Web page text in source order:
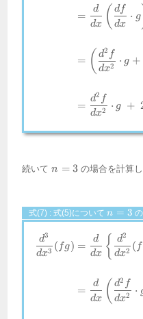
=
dx
d ( dx
df
⋅ g
= ( dx2
d2 f
⋅ g +
=
dx2
d2 f
⋅ g +
続いてn
n = 3 の場合を計算し
式(7) : 式(5)についてn
=
3
n = 3
dx3
d3
( fg) =
dx
d { dx2
d2
( f
=
dx
d ( dx2
d2 f
⋅